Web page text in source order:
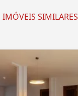
IMÓVEIS SIMILARES